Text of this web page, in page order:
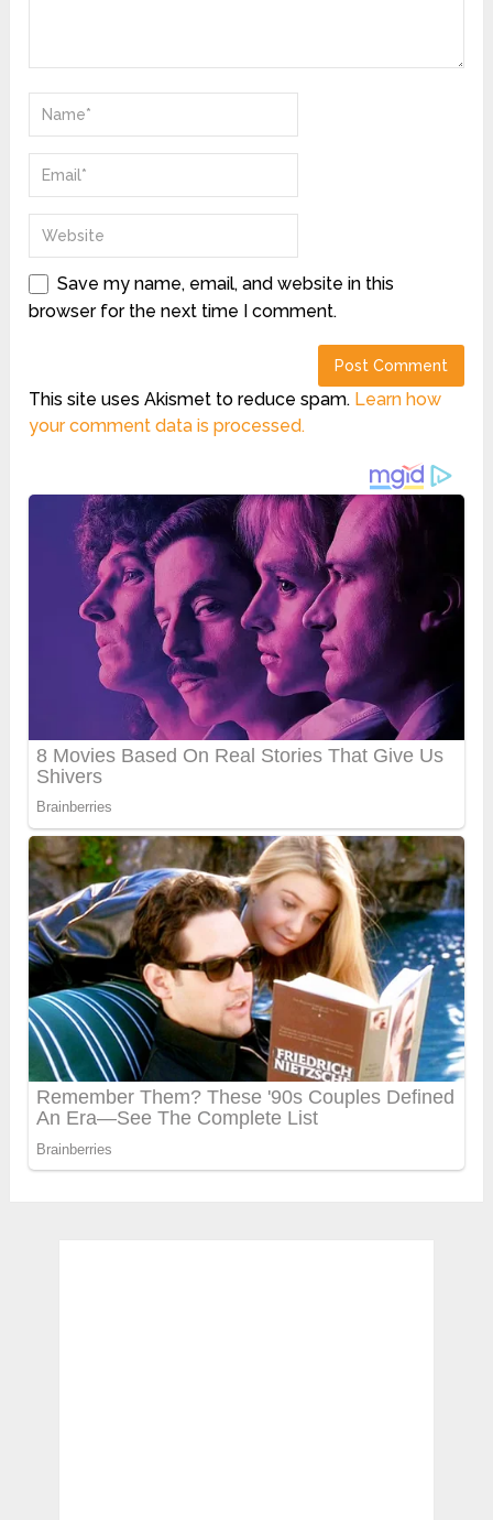
Save my name, email, and website in this
browser for the next time I comment.
This site uses Akismet to reduce spam. Learn how
your comment data is processed.